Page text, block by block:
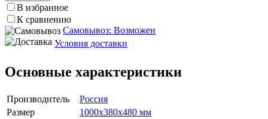
В избранное
К сравнению
Самовывоз: Возможен
Условия доставки
Основные характеристики
Производитель
Россия
Размер
1000x380x480 мм